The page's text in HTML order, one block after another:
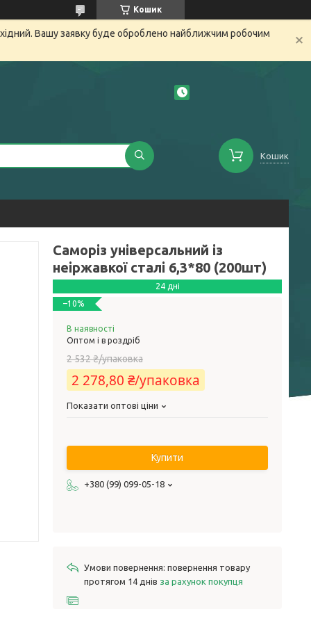
Кошик
Вашу заявку буде оброблено найближчим робочим
Кошик
Саморіз універсальний із
неіржавкої сталі 6,3*80 (200шт)
24 дні
–10%
В наявності
Оптом і в роздріб
2 532 ₴/упаковка
2 278,80 ₴/упаковка
Показати оптові ціни
Купити
+380 (99) 099-05-18
повернення товару
протягом 14 днів за рахунок покупця